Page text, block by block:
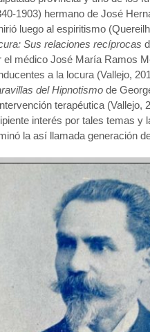
1903) hermano de José
luego al espiritismo
Sus relaciones recíprocas
el médico José María Ramos
a la locura (Vallejo,
del Hipnotismo de
terapéutica (Vallejo,
interés por tales temas y
la así llamada generación